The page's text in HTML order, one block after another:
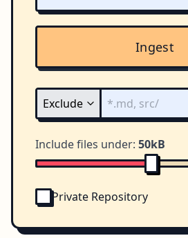
Ingest
Include files under: 50kB
Private Repository